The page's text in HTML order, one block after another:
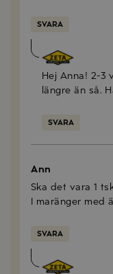
SVARA
Anna Mellberg
Hej Anna! 2-3
längre än så.
SVARA
Ann
Ska det vara 1
I maränger med
SVARA
Anna Mellberg